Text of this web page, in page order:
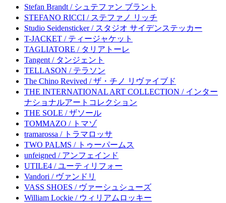
Stefan Brandt / シュテファン ブラント
STEFANO RICCI / ステファノ リッチ
Studio Seidensticker / スタジオ サイデンステッカー
T-JACKET / ティージャケット
TAGLIATORE / タリアトーレ
Tangent / タンジェント
TELLASON / テラソン
The Chino Revived / ザ・チノ リヴァイブド
THE INTERNATIONAL ART COLLECTION / インター
ナショナルアートコレクション
THE SOLE / ザソール
TOMMAZO / トマゾ
tramarossa / トラマロッサ
TWO PALMS / トゥーパームス
unfeigned / アンフェインド
UTILE4 / ユーティリフォー
Vandori / ヴァンドリ
VASS SHOES / ヴァーシュシューズ
William Lockie / ウィリアムロッキー